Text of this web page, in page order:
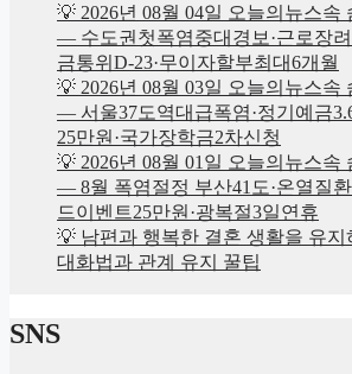
💡 2026년 08월 04일 오늘의뉴스속
— 수도권첫폭염중대경보·근로장려
금통위D-23·무이자할부최대6개월
💡 2026년 08월 03일 오늘의뉴스속
— 서울37도역대급폭염·정기예금
25만원·국가장학금2차신청
💡 2026년 08월 01일 오늘의뉴스속
— 8월 폭염절정 부산41도·온열질
드이벤트25만원·광복절3일연휴
💡 남편과 행복한 결혼 생활을 유지
대화법과 관계 유지 꿀팁
SNS